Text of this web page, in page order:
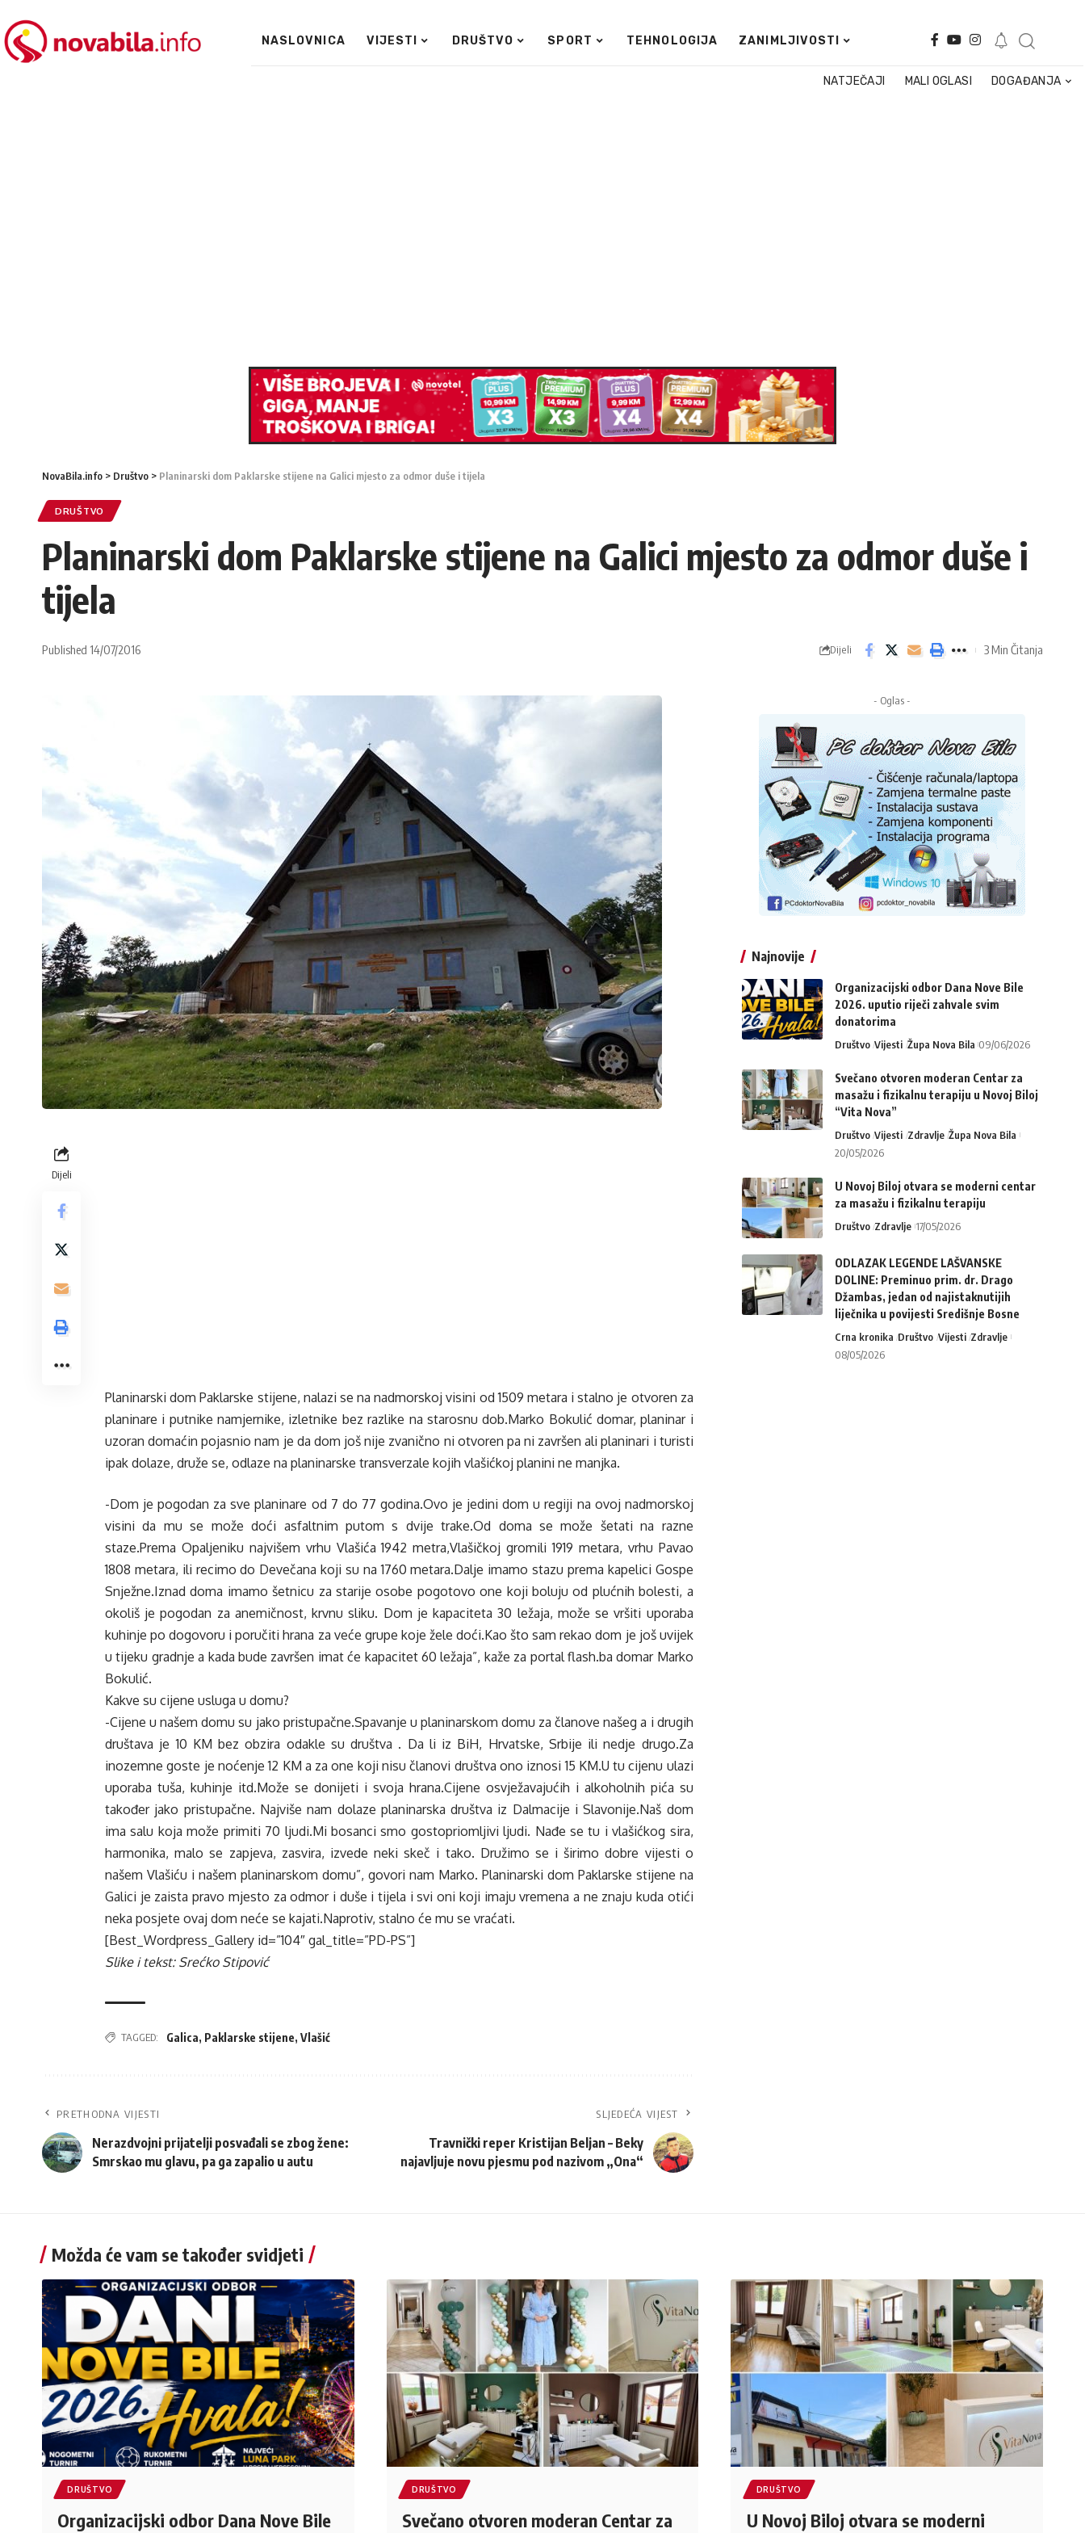
NASLOVNICA VIJESTI DRUŠTVO SPORT TEHNOLOGIJA ZANIMLJIVOSTI
NATJEČAJI MALI OGLASI DOGAĐANJA
NovaBila.info > Društvo > Planinarski dom Paklarske stijene na Galici mjesto za odmor duše i tijela
DRUŠTVO
Planinarski dom Paklarske stijene na Galici mjesto za odmor duše i
tijela
Published 14/07/2016 Dijeli 3 Min Čitanja
Dijeli
Planinarski dom Paklarske stijene, nalazi se na nadmorskoj visini od 1509 metara i stalno je otvoren za
planinare i putnike namjernike, izletnike bez razlike na starosnu dob.Marko Bokulić domar, planinar i
uzoran domaćin pojasnio nam je da dom još nije zvanično ni otvoren pa ni završen ali planinari i turisti
ipak dolaze, druže se, odlaze na planinarske transverzale kojih vlašićkoj planini ne manjka.
-Dom je pogodan za sve planinare od 7 do 77 godina.Ovo je jedini dom u regiji na ovoj nadmorskoj
visini da mu se može doći asfaltnim putom s dvije trake.Od doma se može šetati na razne
staze.Prema Opaljeniku najvišem vrhu Vlašića 1942 metra,Vlašičkoj gromili 1919 metara, vrhu Pavao
1808 metara, ili recimo do Devečana koji su na 1760 metara.Dalje imamo stazu prema kapelici Gospe
Snježne.Iznad doma imamo šetnicu za starije osobe pogotovo one koji boluju od plućnih bolesti, a
okoliš je pogodan za anemičnost, krvnu sliku. Dom je kapaciteta 30 ležaja, može se vršiti uporaba
kuhinje po dogovoru i poručiti hrana za veće grupe koje žele doći.Kao što sam rekao dom je još uvijek
u tijeku gradnje a kada bude završen imat će kapacitet 60 ležaja”, kaže za portal flash.ba domar Marko
Bokulić.
Kakve su cijene usluga u domu?
-Cijene u našem domu su jako pristupačne.Spavanje u planinarskom domu za članove našeg a i drugih
društava je 10 KM bez obzira odakle su društva . Da li iz BiH, Hrvatske, Srbije ili nedje drugo.Za
inozemne goste je noćenje 12 KM a za one koji nisu članovi društva ono iznosi 15 KM.U tu cijenu ulazi
uporaba tuša, kuhinje itd.Može se donijeti i svoja hrana.Cijene osvježavajućih i alkoholnih pića su
također jako pristupačne. Najviše nam dolaze planinarska društva iz Dalmacije i Slavonije.Naš dom
ima salu koja može primiti 70 ljudi.Mi bosanci smo gostopriomljivi ljudi. Nađe se tu i vlašićkog sira,
harmonika, malo se zapjeva, zasvira, izvede neki skeč i tako. Družimo se i širimo dobre vijesti o
našem Vlašiću i našem planinarskom domu”, govori nam Marko. Planinarski dom Paklarske stijene na
Galici je zaista pravo mjesto za odmor i duše i tijela i svi oni koji imaju vremena a ne znaju kuda otići
neka posjete ovaj dom neće se kajati.Naprotiv, stalno će mu se vraćati.
[Best_Wordpress_Gallery id=”104″ gal_title=”PD-PS”]
Slike i tekst: Srećko Stipović
TAGGED: Galica, Paklarske stijene, Vlašić
PRETHODNA VIJESTI
Nerazdvojni prijatelji posvađali se zbog žene:
Smrskao mu glavu, pa ga zapalio u autu
SLJEDEĆA VIJEST
Travnički reper Kristijan Beljan – Beky
najavljuje novu pjesmu pod nazivom „Ona“
- Oglas -
Najnovije
Organizacijski odbor Dana Nove Bile
2026. uputio riječi zahvale svim
donatorima
Društvo Vijesti Župa Nova Bila 09/06/2026
Svečano otvoren moderan Centar za
masažu i fizikalnu terapiju u Novoj Biloj
“Vita Nova”
Društvo Vijesti Zdravlje Župa Nova Bila
20/05/2026
U Novoj Biloj otvara se moderni centar
za masažu i fizikalnu terapiju
Društvo Zdravlje 17/05/2026
ODLAZAK LEGENDE LAŠVANSKE
DOLINE: Preminuo prim. dr. Drago
Džambas, jedan od najistaknutijih
liječnika u povijesti Središnje Bosne
Crna kronika Društvo Vijesti Zdravlje
08/05/2026
Možda će vam se također svidjeti
DRUŠTVO
Organizacijski odbor Dana Nove Bile
DRUŠTVO
Svečano otvoren moderan Centar za
DRUŠTVO
U Novoj Biloj otvara se moderni